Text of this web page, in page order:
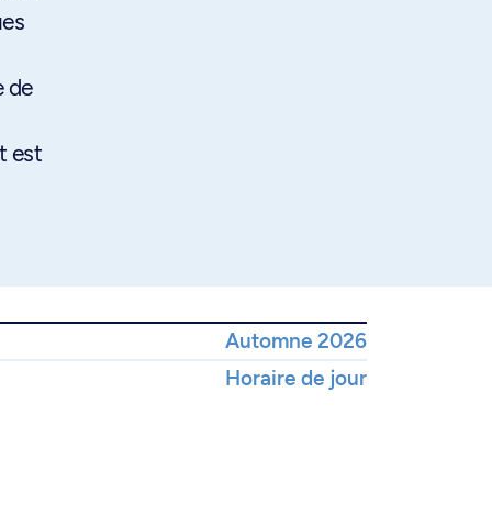
de
est
Automne 2026
Horaire de jour